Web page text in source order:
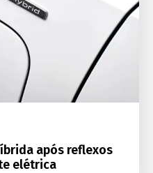
após reflexos
elétrica